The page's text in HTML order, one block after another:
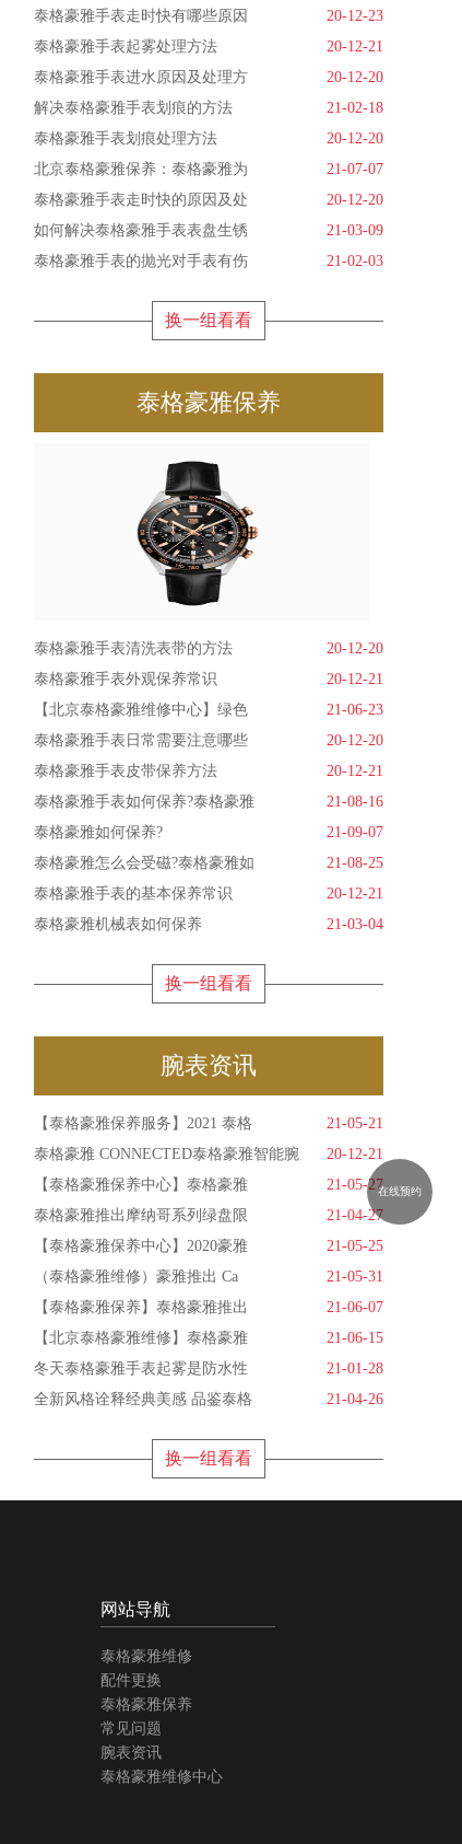
泰格豪雅手表走时快有哪些原因
20-12-23
泰格豪雅手表起雾处理方法
20-12-21
泰格豪雅手表进水原因及处理方
20-12-20
解决泰格豪雅手表划痕的方法
21-02-18
泰格豪雅手表划痕处理方法
20-12-20
北京泰格豪雅保养：泰格豪雅为
21-07-07
泰格豪雅手表走时快的原因及处
20-12-20
如何解决泰格豪雅手表表盘生锈
21-03-09
泰格豪雅手表的抛光对手表有伤
21-02-03
换一组看看
泰格豪雅保养
泰格豪雅手表清洗表带的方法
20-12-20
泰格豪雅手表外观保养常识
20-12-21
【北京泰格豪雅维修中心】绿色
21-06-23
泰格豪雅手表日常需要注意哪些
20-12-20
泰格豪雅手表皮带保养方法
20-12-21
泰格豪雅手表如何保养?泰格豪雅
21-08-16
泰格豪雅如何保养?
21-09-07
泰格豪雅怎么会受磁?泰格豪雅如
21-08-25
泰格豪雅手表的基本保养常识
20-12-21
泰格豪雅机械表如何保养
21-03-04
换一组看看
腕表资讯
【泰格豪雅保养服务】2021 泰格
21-05-21
泰格豪雅 CONNECTED泰格豪雅智能腕
20-12-21
【泰格豪雅保养中心】泰格豪雅
21-05-27
泰格豪雅推出摩纳哥系列绿盘限
21-04-27
【泰格豪雅保养中心】2020豪雅
21-05-25
（泰格豪雅维修）豪雅推出 Ca
21-05-31
【泰格豪雅保养】泰格豪雅推出
21-06-07
【北京泰格豪雅维修】泰格豪雅
21-06-15
冬天泰格豪雅手表起雾是防水性
21-01-28
全新风格诠释经典美感 品鉴泰格
21-04-26
换一组看看
网站导航
泰格豪雅维修
配件更换
泰格豪雅保养
常见问题
腕表资讯
泰格豪雅维修中心
在线预约